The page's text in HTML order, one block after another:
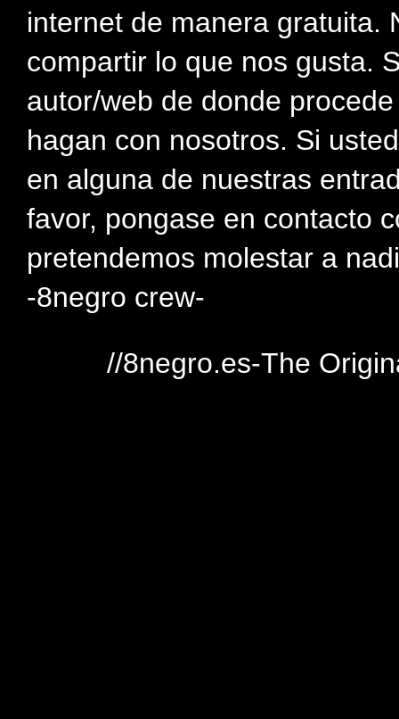
internet de manera gratuita.
compartir lo que nos gusta.
autor/web de donde
hagan con nosotros. Si
en alguna de nuestras
favor, pongase en contacto
pretendemos molestar a
-8negro crew-
//8negro.es-The